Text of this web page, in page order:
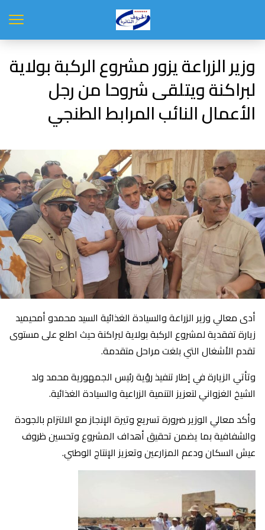
وزير الزراعة يزور مشروع الركبة بولاية
لبراكنة ويتلقى شروحا من رجل
الأعمال النائب المرابط الطنجي
أدى معالي وزير الزراعة والسيادة الغذائية السيد محمدو أمحيميد
زيارة تفقدية لمشروع الركبة بولاية لبراكنة حيث اطلع على مستوى
تقدم الأشغال التي بلغت مراحل متقدمة.
وتأتي الزيارة في إطار تنفيذ رؤية رئيس الجمهورية محمد ولد
الشيخ الغزواني لتعزيز التنمية الزراعية والسيادة الغذائية.
وأكد معالي الوزير ضرورة تسريع وتيرة الإنجاز مع الالتزام بالجودة
والشفافية بما يضمن تحقيق أهداف المشروع وتحسين ظروف
عيش السكان ودعم المزارعين وتعزيز الإنتاج الوطني.